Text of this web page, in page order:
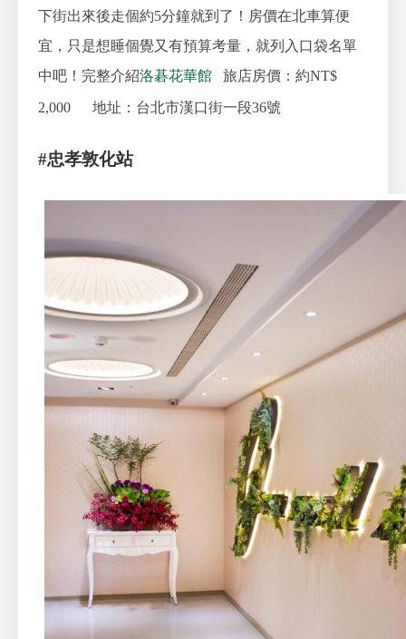
下街出來後走個約5分鐘就到了！房價在北車算便
宜，只是想睡個覺又有預算考量，就列入口袋名單
中吧！完整介紹洛碁花華館 旅店房價：約NT$
2,000 地址：台北市漢口街一段36號
#忠孝敦化站